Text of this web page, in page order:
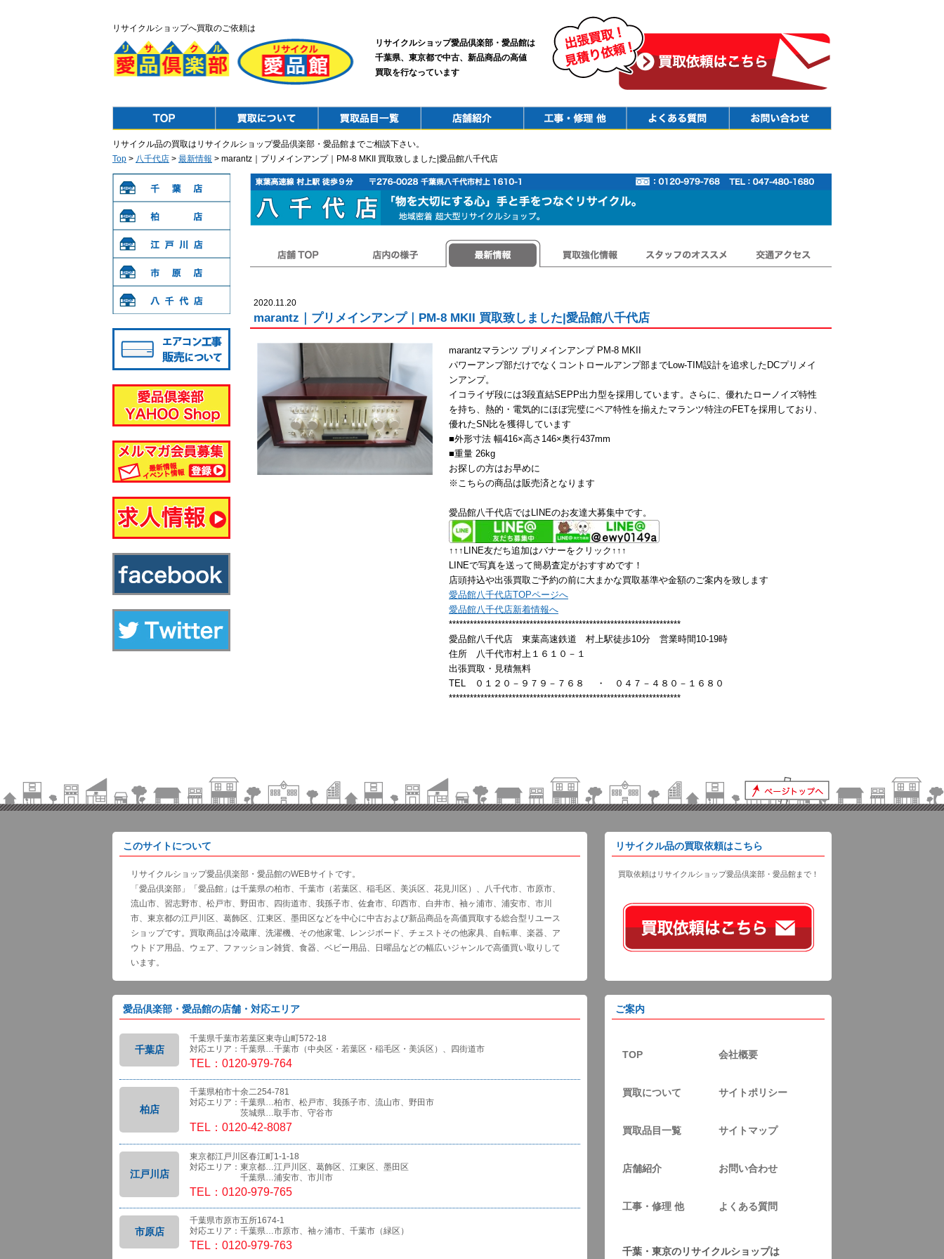
リサイクルショップへ買取のご依頼は
リサイクルショップ愛品倶楽部・愛品館は
千葉県、東京都で中古、新品商品の高値
買取を行なっています
リサイクル品の買取はリサイクルショップ愛品倶楽部・愛品館までご相談下さい。
Top > 八千代店 > 最新情報 > marantz｜プリメインアンプ｜PM-8 MKII 買取致しました|愛品館八千代店
2020.11.20
marantz｜プリメインアンプ｜PM-8 MKII 買取致しました|愛品館八千代店
marantzマランツ プリメインアンプ PM-8 MKII
パワーアンプ部だけでなくコントロールアンプ部までLow-TIM設計を追求したDCプリメイ
ンアンプ。
イコライザ段には3段直結SEPP出力型を採用しています。さらに、優れたローノイズ特性
を持ち、熱的・電気的にほぼ完璧にペア特性を揃えたマランツ特注のFETを採用しており、
優れたSN比を獲得しています
■外形寸法 幅416×高さ146×奥行437mm
■重量 26kg
お探しの方はお早めに
※こちらの商品は販売済となります
愛品館八千代店ではLINEのお友達大募集中です。
↑↑↑LINE友だち追加はバナーをクリック↑↑↑
LINEで写真を送って簡易査定がおすすめです！
店頭持込や出張買取ご予約の前に大まかな買取基準や金額のご案内を致します
愛品館八千代店TOPページへ
愛品館八千代店新着情報へ
******************************************************************
愛品館八千代店 東葉高速鉄道 村上駅徒歩10分 営業時間10-19時
住所 八千代市村上１６１０－１
出張買取・見積無料
TEL ０１２０－９７９－７６８ ・ ０４７－４８０－１６８０
******************************************************************
このサイトについて
リサイクルショップ愛品倶楽部・愛品館のWEBサイトです。
「愛品倶楽部」「愛品館」は千葉県の柏市、千葉市（若葉区、稲毛区、美浜区、花見川区）、八千代市、市原市、
流山市、習志野市、松戸市、野田市、四街道市、我孫子市、佐倉市、印西市、白井市、袖ヶ浦市、浦安市、市川
市、東京都の江戸川区、葛飾区、江東区、墨田区などを中心に中古および新品商品を高価買取する総合型リユース
ショップです。買取商品は冷蔵庫、洗濯機、その他家電、レンジボード、チェストその他家具、自転車、楽器、ア
ウトドア用品、ウェア、ファッション雑貨、食器、ベビー用品、日曜品などの幅広いジャンルで高価買い取りして
います。
リサイクル品の買取依頼はこちら
買取依頼はリサイクルショップ愛品倶楽部・愛品館まで！
愛品倶楽部・愛品館の店舗・対応エリア
千葉店
千葉県千葉市若葉区東寺山町572-18
対応エリア：千葉県…千葉市（中央区・若葉区・稲毛区・美浜区）、四街道市
TEL：0120-979-764
柏店
千葉県柏市十余二254-781
対応エリア：千葉県…柏市、松戸市、我孫子市、流山市、野田市
茨城県…取手市、守谷市
TEL：0120-42-8087
江戸川店
東京都江戸川区春江町1-1-18
対応エリア：東京都…江戸川区、葛飾区、江東区、墨田区
千葉県…浦安市、市川市
TEL：0120-979-765
市原店
千葉県市原市五所1674-1
対応エリア：千葉県…市原市、袖ヶ浦市、千葉市（緑区）
TEL：0120-979-763
ご案内
TOP 会社概要
買取について サイトポリシー
買取品目一覧 サイトマップ
店舗紹介 お問い合わせ
工事・修理 他 よくある質問
千葉・東京のリサイクルショップは